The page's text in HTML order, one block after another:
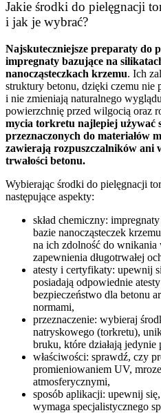
Jakie środki do pielęgnacji
i jak je wybrać?
Najskuteczniejsze preparaty do
impregnaty bazujące na
nanocząsteczkach krzemu. Ich
struktury betonu, dzięki czemu
i nie zmieniają naturalnego
powierzchnię przed wilgocią oraz
mycia torkretu najlepiej używać
przeznaczonych do materiałów
zawierają rozpuszczalników ani
trwałości betonu.
Wybierając środki do pielęgnacji
następujące aspekty:
skład chemiczny:
bazie nanocząsteczek
na ich zdolność do wnikania
zapewnienia długotrwałej
atesty i certyfikaty: upewnij
posiadają odpowiednie
bezpieczeństwo dla betonu
normami,
przeznaczenie: wybieraj
natryskowego (torkretu),
bruku, które działają
właściwości: sprawdź, czy
promieniowaniem UV,
atmosferycznymi,
sposób aplikacji: upewnij
wymaga specjalistycznego